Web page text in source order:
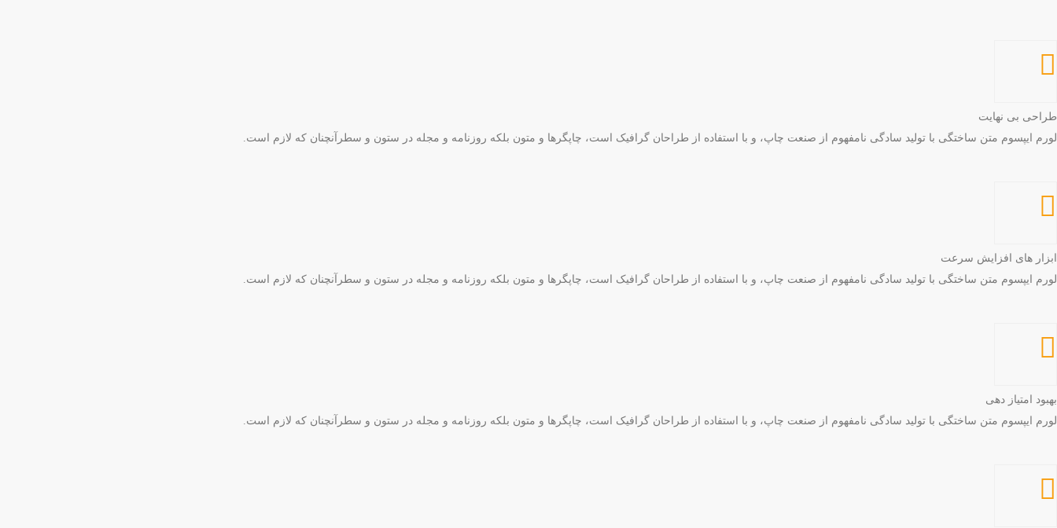
طراحی بی نهایت
لورم ایپسوم متن ساختگی با تولید سادگی نامفهوم از صنعت چاپ، و با استفاده از طراحان گرافیک است، چاپگرها و متون بلکه روزنامه و مجله در ستون و سطرآنچنان که لازم است.
ابزار های افزایش سرعت
لورم ایپسوم متن ساختگی با تولید سادگی نامفهوم از صنعت چاپ، و با استفاده از طراحان گرافیک است، چاپگرها و متون بلکه روزنامه و مجله در ستون و سطرآنچنان که لازم است.
بهبود امتیاز دهی
لورم ایپسوم متن ساختگی با تولید سادگی نامفهوم از صنعت چاپ، و با استفاده از طراحان گرافیک است، چاپگرها و متون بلکه روزنامه و مجله در ستون و سطرآنچنان که لازم است.